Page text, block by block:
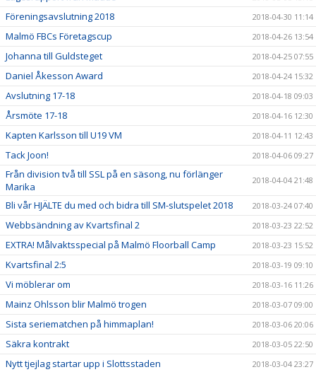
Föreningsavslutning 2018 2018-04-30 11:14
Malmö FBCs Företagscup 2018-04-26 13:54
Johanna till Guldsteget 2018-04-25 07:55
Daniel Åkesson Award 2018-04-24 15:32
Avslutning 17-18 2018-04-18 09:03
Årsmöte 17-18 2018-04-16 12:30
Kapten Karlsson till U19 VM 2018-04-11 12:43
Tack Joon! 2018-04-06 09:27
Från division två till SSL på en säsong, nu förlänger
Marika
2018-04-04 21:48
Bli vår HJÄLTE du med och bidra till SM-slutspelet 2018 2018-03-24 07:40
Webbsändning av Kvartsfinal 2 2018-03-23 22:52
EXTRA! Målvaktsspecial på Malmö Floorball Camp 2018-03-23 15:52
Kvartsfinal 2:5 2018-03-19 09:10
Vi möblerar om 2018-03-16 11:26
Mainz Ohlsson blir Malmö trogen 2018-03-07 09:00
Sista seriematchen på himmaplan! 2018-03-06 20:06
Säkra kontrakt 2018-03-05 22:50
Nytt tjejlag startar upp i Slottsstaden 2018-03-04 23:27